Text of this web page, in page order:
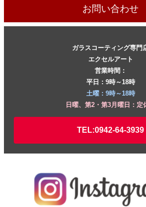
お問い合わせ
ガラスコーティング専門
エクセルアート
営業時間：
平日：9時～18時
土曜：9時～18時
日曜、第2・第3月曜日：定
TEL:0942-64-3939